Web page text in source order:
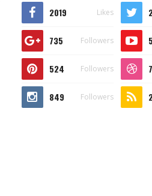
2019 Likes
735 Followers
524 Followers
849 Followers